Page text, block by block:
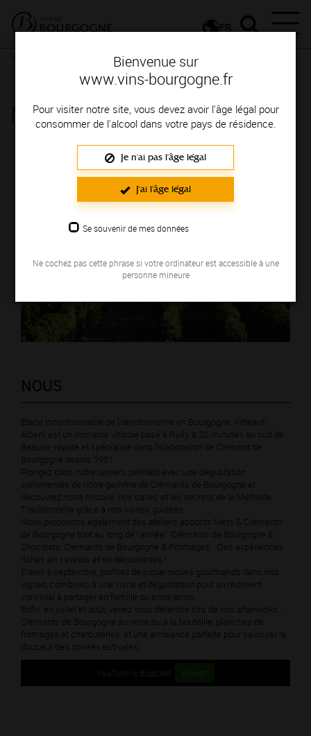
Bienvenue sur
www.vins-bourgogne.fr
Pour visiter notre site, vous devez avoir l'âge légal pour
consommer de l'alcool dans votre pays de résidence.
Je n'ai pas l'âge légal
J'ai l'âge légal
Se souvenir de mes données
Ne cochez pas cette phrase si votre ordinateur est accessible à une
personne mineure
FR
Femmes et hommes passionnés
MAISON VITTEAUT-ALBERTI
NOUS
Étape incontournable de l'œnotourisme en Bourgogne, Vitteaut-
Alberti est un domaine viticole basé à Rully, à 20 minutes au sud de
Beaune, réputé et spécialisé dans l'élaboration de Crémant de
Bourgogne depuis 1951.
Plongez dans notre univers pétillant avec une dégustation
commentée de notre gamme de Crémants de Bourgogne et
découvrez notre histoire, nos caves et les secrets de la Méthode
Traditionnelle grâce à nos visites guidées.
Nous proposons également des ateliers accords Mets & Crémants
de Bourgogne tout au long de l'année : Crémants de Bourgogne &
Chocolats, Crémants de Bourgogne & Fromages… Des expériences
riches en saveurs et en découvertes !
D'avril à septembre, profitez de pique-niques gourmands dans nos
vignes, combinés à une visite et dégustation pour un moment
convivial à partager en famille ou entre amis.
Enfin, en juillet et août, venez vous détendre lors de nos afterworks :
Crémants de Bourgogne au verre ou à la bouteille, planches de
fromages et charcuteries, et une ambiance parfaite pour savourer la
douceur des soirées estivales.
YouTube is disabled. Accept